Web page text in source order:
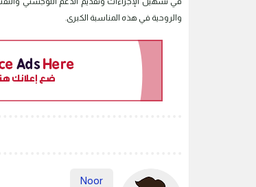
والروحية في هذه المناسبة الكبرى.
Noor